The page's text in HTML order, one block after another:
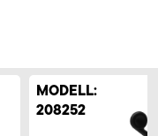
MODELL:
208252